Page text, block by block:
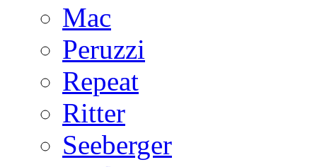
Mac
Peruzzi
Repeat
Ritter
Seeberger